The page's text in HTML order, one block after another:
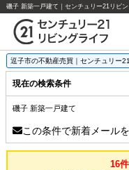
磯子 新築一戸建て｜センチュリー21リビン
逗子市の不動産売買｜センチュリー
現在の検索条件
磯子 新築一戸建て
この条件で新着メール
16件